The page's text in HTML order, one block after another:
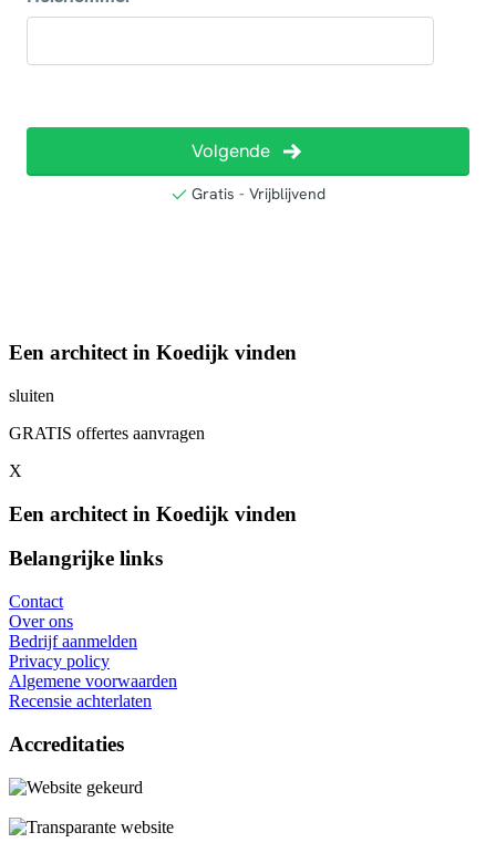
Een architect in Koedijk vinden
sluiten
GRATIS offertes aanvragen
X
Een architect in Koedijk vinden
Belangrijke links
Contact
Over ons
Bedrijf aanmelden
Privacy policy
Algemene voorwaarden
Recensie achterlaten
Accreditaties